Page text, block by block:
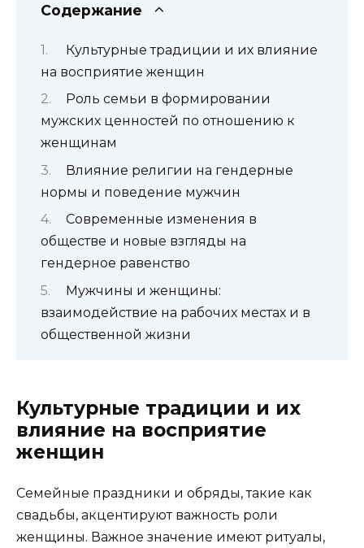
Содержание
Культурные традиции и их влияние
на восприятие женщин
Роль семьи в формировании
мужских ценностей по отношению к
женщинам
Влияние религии на гендерные
нормы и поведение мужчин
Современные изменения в
обществе и новые взгляды на
гендерное равенство
Мужчины и женщины:
взаимодействие на рабочих местах и в
общественной жизни
Культурные традиции и их
влияние на восприятие
женщин
Семейные праздники и обряды, такие как
свадьбы, акцентируют важность роли
женщины. Важное значение имеют ритуалы,